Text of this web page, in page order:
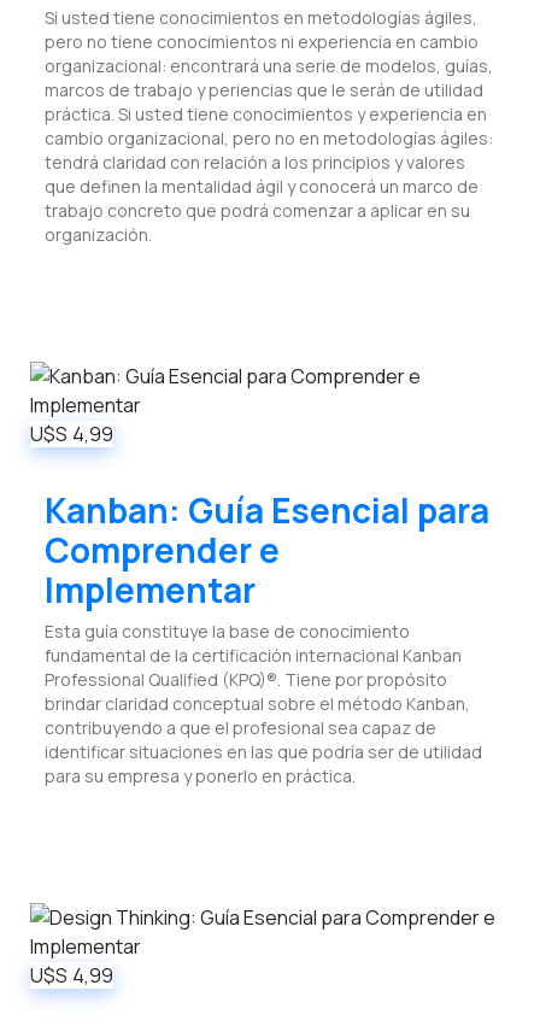
Si usted tiene conocimientos en metodologías ágiles,
pero no tiene conocimientos ni experiencia en cambio
organizacional: encontrará una serie de modelos, guías,
marcos de trabajo y periencias que le serán de utilidad
práctica. Si usted tiene conocimientos y experiencia en
cambio organizacional, pero no en metodologías ágiles:
tendrá claridad con relación a los principios y valores
que definen la mentalidad ágil y conocerá un marco de
trabajo concreto que podrá comenzar a aplicar en su
organización.
U$S 4,99
Kanban: Guía Esencial para
Comprender e
Implementar
Esta guía constituye la base de conocimiento
fundamental de la certificación internacional Kanban
Professional Qualified (KPQ)®. Tiene por propósito
brindar claridad conceptual sobre el método Kanban,
contribuyendo a que el profesional sea capaz de
identificar situaciones en las que podría ser de utilidad
para su empresa y ponerlo en práctica.
U$S 4,99